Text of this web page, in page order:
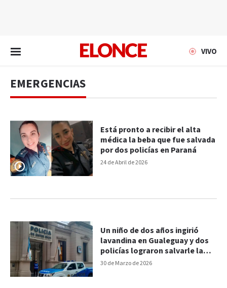
VIVO
EMERGENCIAS
24 de Abril de 2026
Está pronto a recibir el alta
médica la beba que fue salvada
por dos policías en Paraná
30 de Marzo de 2026
Un niño de dos años ingirió
lavandina en Gualeguay y dos
policías lograron salvarle la
vida